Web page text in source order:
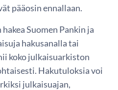
pääosin ennallaan.
Suomen Pankin ja
hakusanalla tai
koko julkaisuarkiston
Hakutuloksia voi
julkaisuajan,